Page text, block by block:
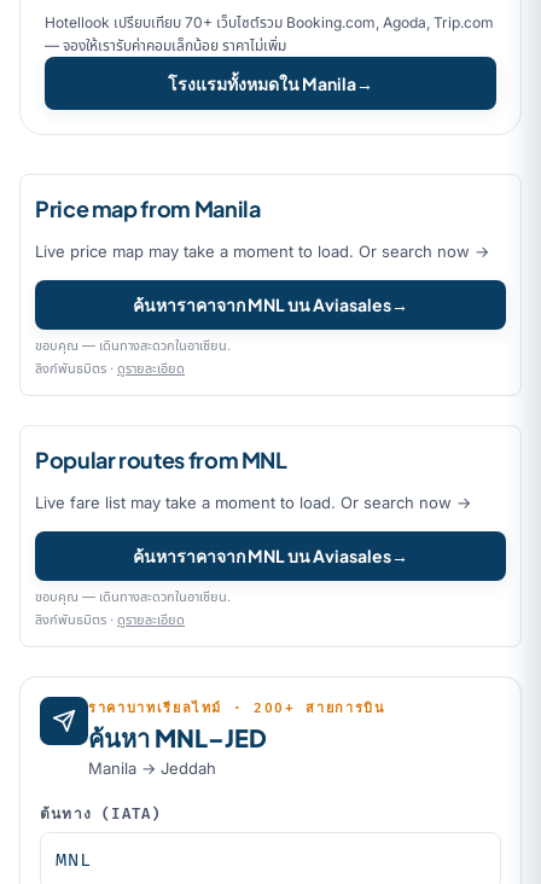
Hotellook เปรียบเทียบ 70+ เว็บไซต์รวม Booking.com, Agoda, Trip.com
— จองให้เรารับค่าคอมเล็กน้อย ราคาไม่เพิ่ม
โรงแรมทั้งหมดใน Manila→
Price map from Manila
Live price map may take a moment to load. Or search now →
ค้นหาราคาจาก MNL บน Aviasales→
ขอบคุณ — เดินทางสะดวกในอาเซียน.
ลิงก์พันธมิตร · ดูรายละเอียด
Popular routes from MNL
Live fare list may take a moment to load. Or search now →
ค้นหาราคาจาก MNL บน Aviasales→
ขอบคุณ — เดินทางสะดวกในอาเซียน.
ลิงก์พันธมิตร · ดูรายละเอียด
ราคาบาทเรียลไทม์ · 200+ สายการบิน
ค้นหา MNL–JED
Manila → Jeddah
ต้นทาง (IATA)